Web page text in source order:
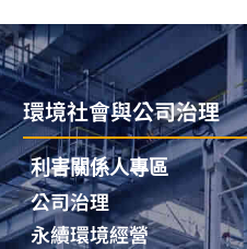
環境社會與公司治理
利害關係人專區
公司治理
永續環境經營